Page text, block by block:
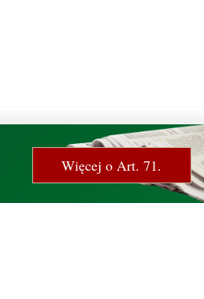
Więcej o Art. 71.